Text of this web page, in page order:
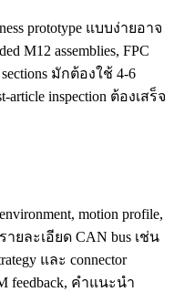
prototype แบบง่ายอาจ
M12 assemblies, FPC
มักต้องใช้ 4-6
inspection ต้องเสร็จ
motion profile,
รายละเอียด CAN bus เช่น
และ connector
feedback, คำแนะนำ